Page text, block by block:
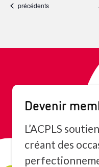
Événements
précédents
Devenir
L’ACPLS
créant des